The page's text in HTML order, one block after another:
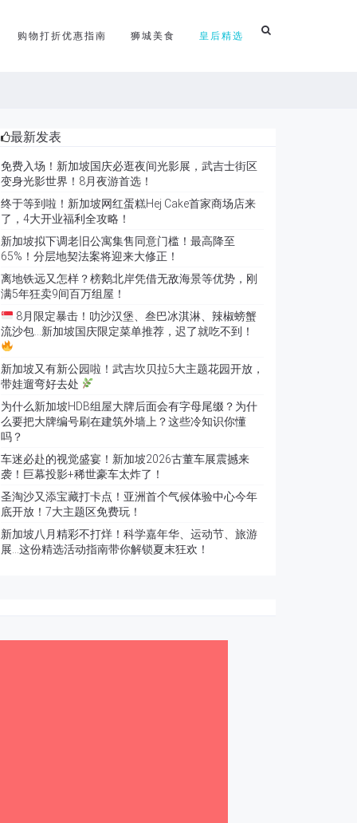
购物打折优惠指南 狮城美食 皇后精选
最新发表
免费入场！新加坡国庆必逛夜间光影展，武吉士街区
变身光影世界！8月夜游首选！
终于等到啦！新加坡网红蛋糕Hej Cake首家商场店来
了，4大开业福利全攻略！
新加坡拟下调老旧公寓集售同意门槛！最高降至
65%！分层地契法案将迎来大修正！
离地铁远又怎样？榜鹅北岸凭借无敌海景等优势，刚
满5年狂卖9间百万组屋！
8月限定暴击！叻沙汉堡、叁巴冰淇淋、辣椒螃蟹
流沙包…新加坡国庆限定菜单推荐，迟了就吃不到！
新加坡又有新公园啦！武吉坎贝拉5大主题花园开放，
带娃遛弯好去处
为什么新加坡HDB组屋大牌后面会有字母尾缀？为什
么要把大牌编号刷在建筑外墙上？这些冷知识你懂
吗？
车迷必赴的视觉盛宴！新加坡2026古董车展震撼来
袭！巨幕投影+稀世豪车太炸了！
圣淘沙又添宝藏打卡点！亚洲首个气候体验中心今年
底开放！7大主题区免费玩！
新加坡八月精彩不打烊！科学嘉年华、运动节、旅游
展…这份精选活动指南带你解锁夏末狂欢！